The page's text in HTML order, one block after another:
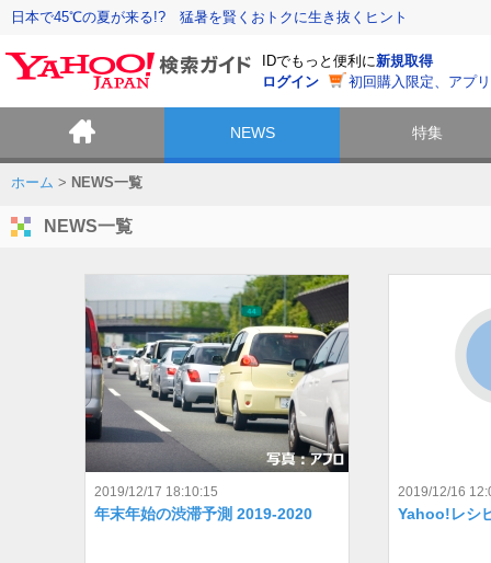
日本で45℃の夏が来る!? 猛暑を賢くおトクに生き抜くヒント
IDでもっと便利に新規取得
ログイン
初回購入限定、アプ
NEWS 特集
ホーム > NEWS一覧
NEWS一覧
2019/12/17 18:10:15
年末年始の渋滞予測 2019-2020
2019/12/16
Yahoo!レシ